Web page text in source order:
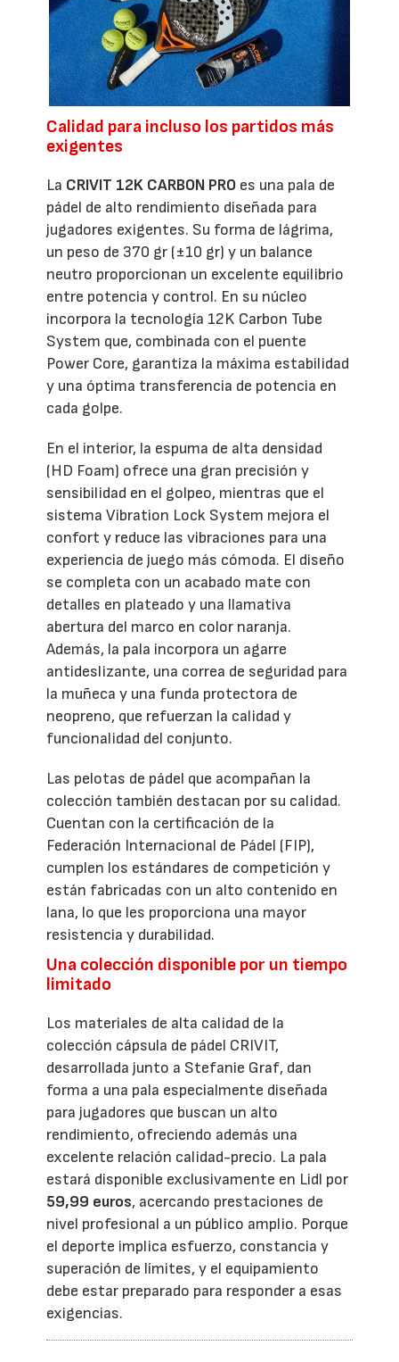
Calidad para incluso los partidos más
exigentes
La CRIVIT 12K CARBON PRO es una pala de
pádel de alto rendimiento diseñada para
jugadores exigentes. Su forma de lágrima,
un peso de 370 gr (±10 gr) y un balance
neutro proporcionan un excelente equilibrio
entre potencia y control. En su núcleo
incorpora la tecnología 12K Carbon Tube
System que, combinada con el puente
Power Core, garantiza la máxima estabilidad
y una óptima transferencia de potencia en
cada golpe.
En el interior, la espuma de alta densidad
(HD Foam) ofrece una gran precisión y
sensibilidad en el golpeo, mientras que el
sistema Vibration Lock System mejora el
confort y reduce las vibraciones para una
experiencia de juego más cómoda. El diseño
se completa con un acabado mate con
detalles en plateado y una llamativa
abertura del marco en color naranja.
Además, la pala incorpora un agarre
antideslizante, una correa de seguridad para
la muñeca y una funda protectora de
neopreno, que refuerzan la calidad y
funcionalidad del conjunto.
Las pelotas de pádel que acompañan la
colección también destacan por su calidad.
Cuentan con la certificación de la
Federación Internacional de Pádel (FIP),
cumplen los estándares de competición y
están fabricadas con un alto contenido en
lana, lo que les proporciona una mayor
resistencia y durabilidad.
Una colección disponible por un tiempo
limitado
Los materiales de alta calidad de la
colección cápsula de pádel CRIVIT,
desarrollada junto a Stefanie Graf, dan
forma a una pala especialmente diseñada
para jugadores que buscan un alto
rendimiento, ofreciendo además una
excelente relación calidad-precio. La pala
estará disponible exclusivamente en Lidl por
59,99 euros, acercando prestaciones de
nivel profesional a un público amplio. Porque
el deporte implica esfuerzo, constancia y
superación de límites, y el equipamiento
debe estar preparado para responder a esas
exigencias.